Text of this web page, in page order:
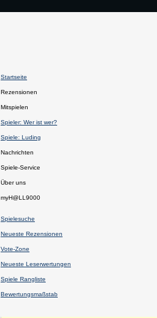
Startseite
Rezensionen
Mitspielen
Spieler: Wer ist wer?
Spiele: Luding
Nachrichten
Spiele-Service
Über uns
myH@LL9000
Spielesuche
Neueste Rezensionen
Vote-Zone
Neueste Leserwertungen
Spiele Rangliste
Bewertungsmaßstab